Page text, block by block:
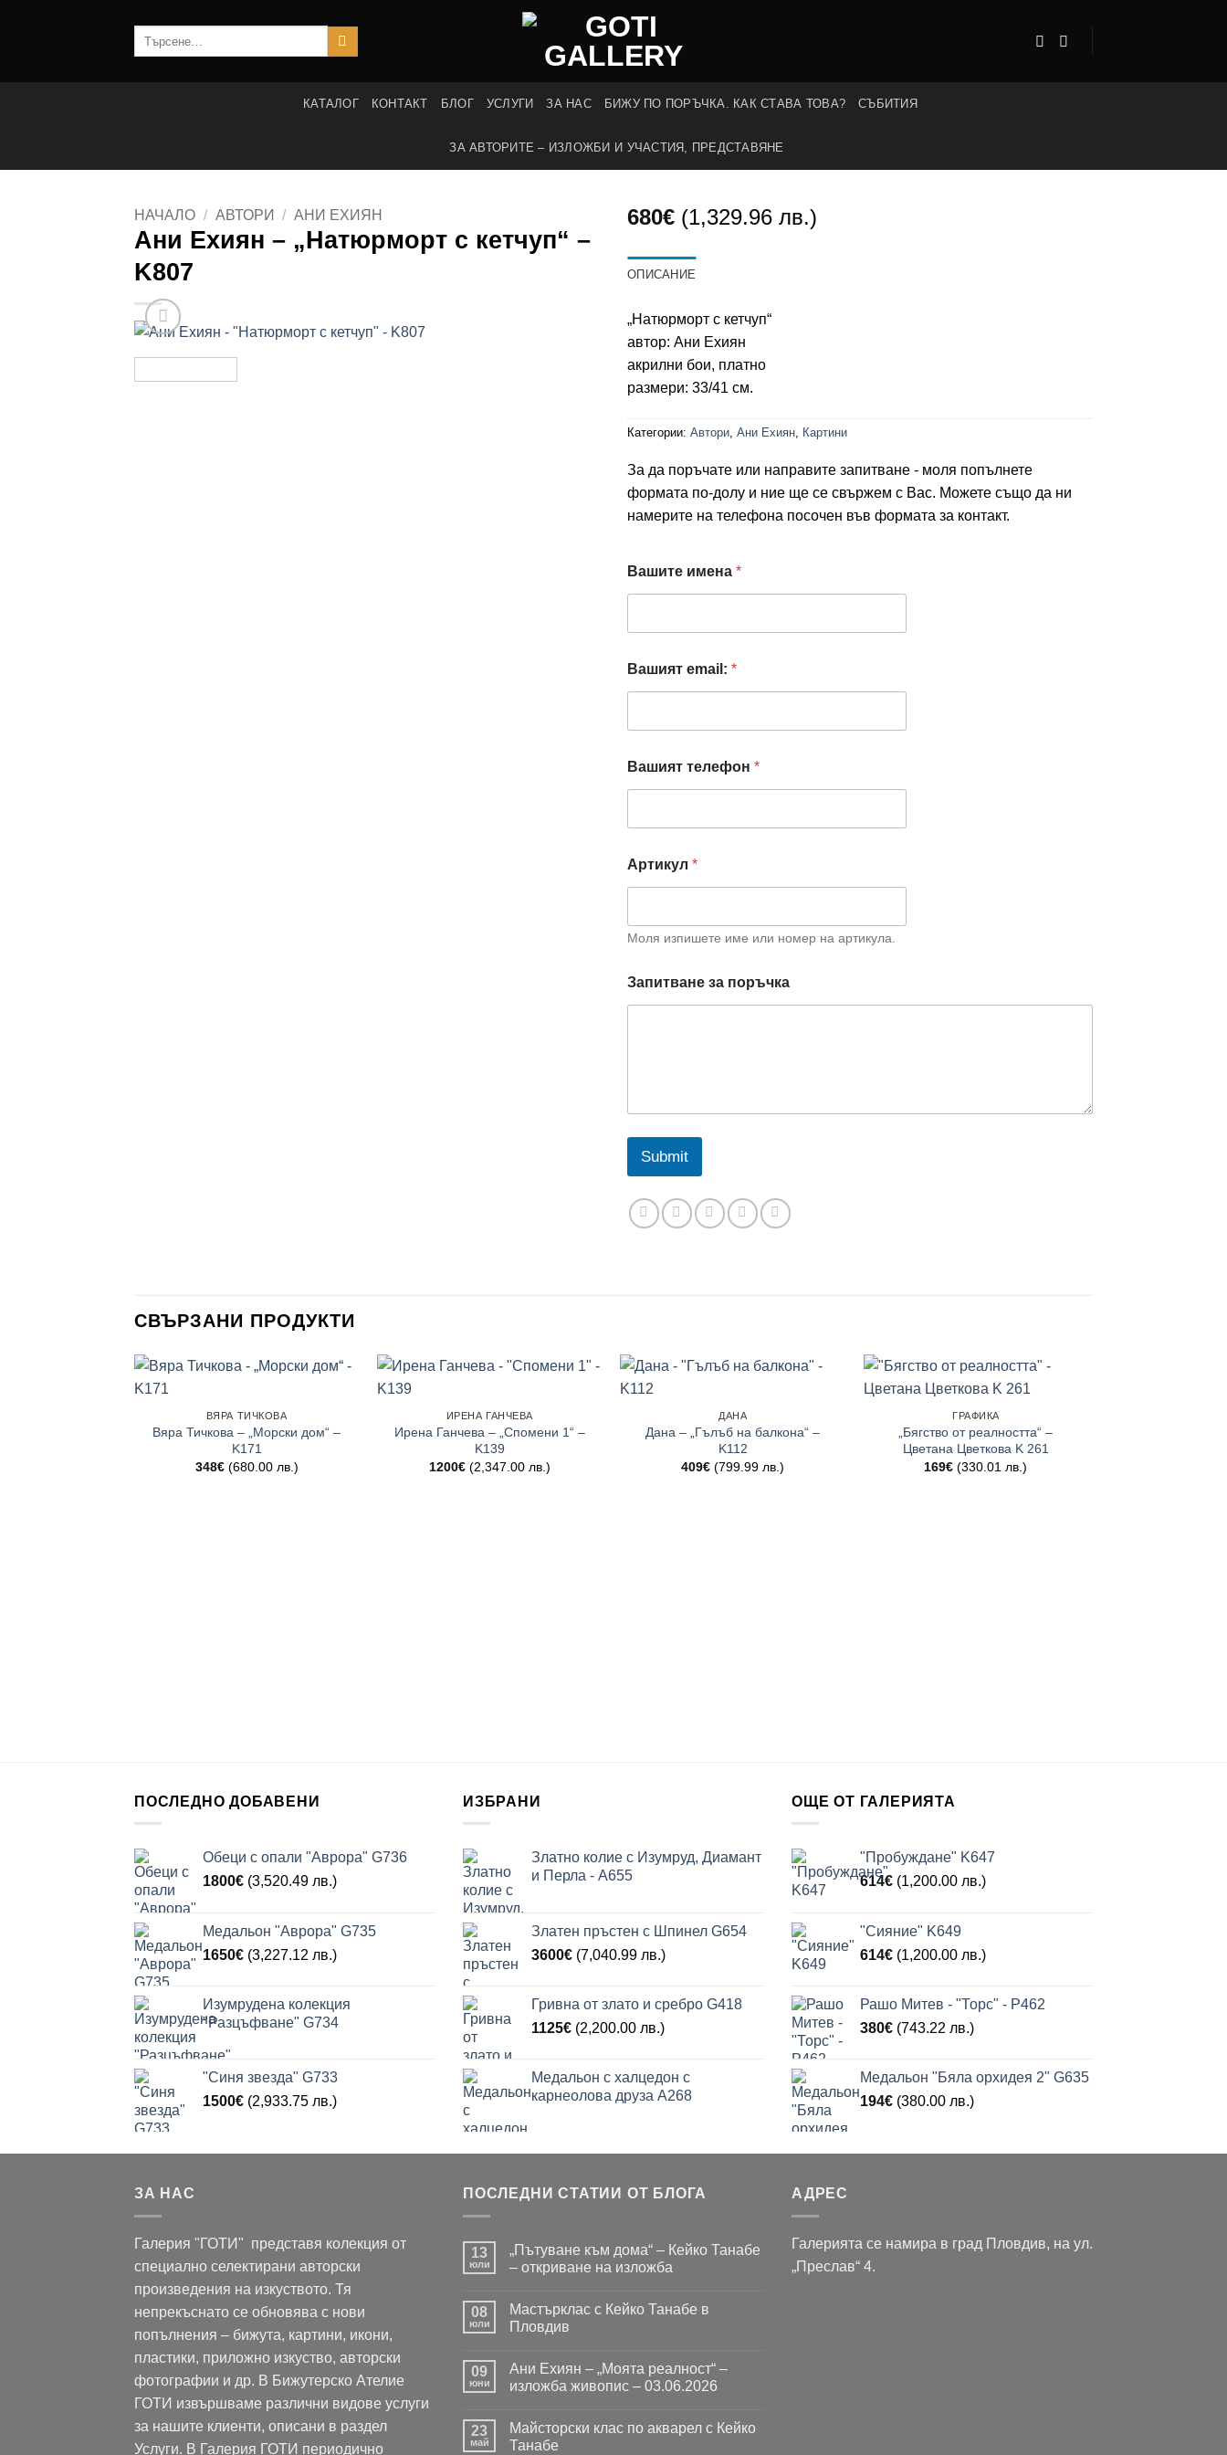
КАТАЛОГ КОНТАКТ БЛОГ УСЛУГИ ЗА НАС БИЖУ ПО ПОРЪЧКА. КАК СТАВА ТОВА? СЪБИТИЯ
ЗА АВТОРИТЕ – ИЗЛОЖБИ И УЧАСТИЯ, ПРЕДСТАВЯНЕ
НАЧАЛО / АВТОРИ / АНИ ЕХИЯН
Ани Ехиян – „Натюрморт с кетчуп“ –
K807
680€ (1,329.96 лв.)
ОПИСАНИЕ
„Натюрморт с кетчуп“
автор: Ани Ехиян
акрилни бои, платно
размери: 33/41 см.
Категории: Автори Ани Ехиян Картини
За да поръчате или направите запитване - моля попълнете
формата по-долу и ние ще се свържем с Вас. Можете също да ни
намерите на телефона посочен във формата за контакт.
Вашите имена *
Вашият email: *
е
л
н
и
м
н
а
р
Вашият телефон *
Артикул *
Моля изпишете име или номер на артикула.
Запитване за поръчка
Submit
СВЪРЗАНИ ПРОДУКТИ
ВЯРА ТИЧКОВА
Вяра Тичкова – „Морски дом“ –
K171
348€ (680.00 лв.)
ИРЕНА ГАНЧЕВА
Ирена Ганчева – „Спомени 1“ –
K139
1200€ (2,347.00 лв.)
ДАНА
Дана – „Гълъб на балкона“ –
K112
409€ (799.99 лв.)
ГРАФИКА
„Бягство от реалността“ –
Цветана Цветкова K 261
169€ (330.01 лв.)
ПОСЛЕДНО ДОБАВЕНИ
Обеци с опали "Аврора" G736
1800€ (3,520.49 лв.)
Медальон "Аврора" G735
1650€ (3,227.12 лв.)
Изумрудена колекция
"Разцъфване" G734
"Синя звезда" G733
1500€ (2,933.75 лв.)
ИЗБРАНИ
Златно колие с Изумруд, Диамант
и Перла - A655
Златен пръстен с Шпинел G654
3600€ (7,040.99 лв.)
Гривна от злато и сребро G418
1125€ (2,200.00 лв.)
Медальон с халцедон с
карнеолова друза A268
ОЩЕ ОТ ГАЛЕРИЯТА
"Пробуждане" K647
614€ (1,200.00 лв.)
"Сияние" K649
614€ (1,200.00 лв.)
Рашо Митев - "Торс" - P462
380€ (743.22 лв.)
Медальон "Бяла орхидея 2" G635
194€ (380.00 лв.)
ЗА НАС
Галерия "ГОТИ" представя колекция от
специално селектирани авторски
произведения на изкуството. Тя
непрекъснато се обновява с нови
попълнения – бижута, картини, икони,
пластики, приложно изкуство, авторски
фотографии и др. В Бижутерско Ателие
ГОТИ извършваме различни видове услуги
за нашите клиенти, описани в раздел
Услуги. В Галерия ГОТИ периодично
ПОСЛЕДНИ СТАТИИ ОТ БЛОГА
13
юли
„Пътуване към дома“ – Кейко Танабе
– откриване на изложба
за
„Пътуване
към
Кейко
–
изложба
08
юли
Мастърклас с Кейко Танабе в
Пловдив
за
Мастърклас
с
в
Пловдив
09
юни
Ани Ехиян – „Моята реалност“ –
изложба живопис – 03.06.2026
за
Ани
Ехиян
23
май
Майсторски клас по акварел с Кейко
Танабе
АДРЕС
Галерията се намира в град Пловдив, на ул.
„Преслав“ 4.